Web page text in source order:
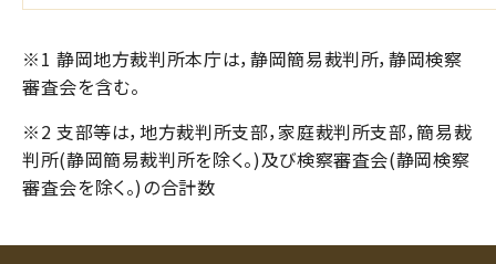
※1 静岡地方裁判所本庁は，静岡簡易裁判所，静岡検察
審査会を含む。
※2 支部等は，地方裁判所支部，家庭裁判所支部，簡易裁
判所(静岡簡易裁判所を除く。)及び検察審査会(静岡検察
審査会を除く。)の合計数